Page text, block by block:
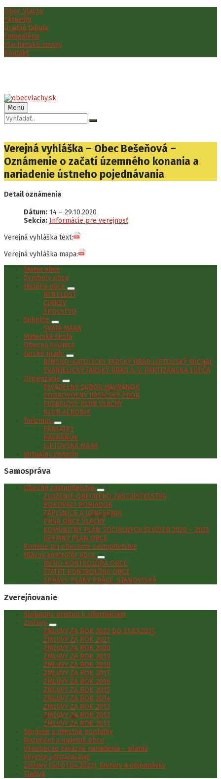
Preskočiť
na
obsah
Preskočiť
na
ľavý
panel
Preskočiť
na
pätičku
Obec Vlachy
Aktuality
Úradná tabuľa
Fotogaléria
Vlachanské noviny
Kontakt
Menu
Vyhľadávanie:
Verejná vyhláška – Obec Bešeňová –
Oznámenie o začatí územného konania a
nariadenie ústneho pojednávania
Detail oznámenia
Dátum: 14 – 29.10.2020
Sekcia: Informácie pre verejnosť
Verejná vyhláška text:
Verejná vyhláška mapa:
Štatút obce
Symboly obce
História obce
MINULOSŤ
CIRKEV
ŠKOLSTVO
Sokolče
SVÄTÁ MARA
Materská škola
Obecná knižnica
Farské úrady
RÍMSKO-KATOLÍCKY FARSKÝ ÚRAD LIPTOVSKÝ MICHAL
EVANJELICKÝ FARSKÝ ÚRAD A. V. PARTIZÁNSKA ĽUPČA
Organizácie
DIVADELNÝ SÚBOR HAVRÁNOK
DOBROVOĽNÝ HASIČSKÝ ZBOR
FUTBALOVÝ KLUB VLACHY
KLUB AEROBIK
Turizmus
PAMIATKY
HAVRÁNOK
LIPTOVSKÁ MARA
Virtuálny cintorín
Samospráva
Obecné zastupiteľstvo
ZLOŽENIE OBECNÉHO ZASTUPITEĽSTVA
ROKOVACÍ PORIADOK
ZÁPISNICE A UZNESENIA
PHSR OBCE VLACHY
KOMUNITNÝ PLÁN SOCIÁLNYCH SLUŽIEB 2020 – 2025
ÚZEMNÝ PLÁN OBCE
Komisie pri obecnom zastupiteľstve
Hlavný kontrolór obce
MENO KONTROLÓRA OBCE
ŠTATÚT KONTROLÓRA OBCE
SPRÁVY, PLÁNY PRÁCE, STANOVISKÁ
Zverejňovanie
Slobodný prístup k informáciám
Zmluvy
ZMLUVY ZA ROK 2022 DO 31.03.2022
ZMLUVY ZA ROK 2021
ZMLUVY ZA ROK 2020
ZMLUVY ZA ROK 2019
ZMLUVY ZA ROK 2018
ZMLUVY ZA ROK 2017
ZMLUVY ZA ROK 2016
ZMLUVY ZA ROK 2015
ZMLUVY ZA ROK 2014
ZMLUVY ZA ROK 2013
ZMLUVY ZA ROK 2012
ZMLUVY ZA ROK 2011
Správne a miestne poplatky
Rozpočet a majetok obce
Všeobecne záväzné nariadenia – platné
Verejné obstarávanie
Zmluvy (od 01.04.2022), faktúry a objednávky
Tlačivá